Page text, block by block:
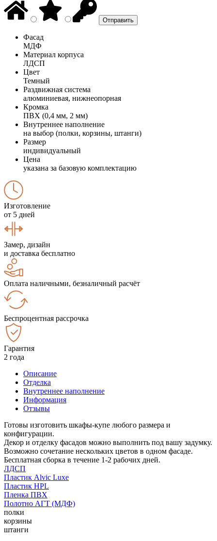
Фасад
МДФ
Материал корпуса
ЛДСП
Цвет
Темный
Раздвижная система
алюминиевая, нижнеопорная
Кромка
ПВХ (0,4 мм, 2 мм)
Внутреннее наполнение
на выбор (полки, корзины, штанги)
Размер
индивидуальный
Цена
указана за базовую комплектацию
Изготовление
от 5 дней
Замер, дизайн
и доставка бесплатно
Оплата наличными, безналичный расчёт
Беспроцентная рассрочка
Гарантия
2 года
Описание
Отделка
Внутреннее наполнение
Информация
Отзывы
Готовы изготовить шкафы-купе любого размера и
конфигурации.
Декор и отделку фасадов можно выполнить под вашу задумку.
Возможно сочетание нескольких цветов в одном фасаде.
Бесплатная сборка в течение 1-2 рабочих дней.
ЛДСП
Пластик Alvic Luxe
Пластик HPL
Пленка ПВХ
Полотно АГТ (МДФ)
полки
корзины
штанги